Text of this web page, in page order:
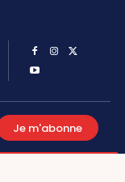
Je m'abonne